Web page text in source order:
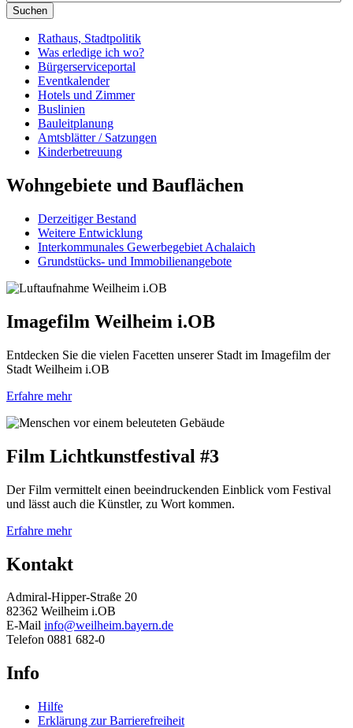
Suchen
Rathaus, Stadtpolitik
Was erledige ich wo?
Bürgerserviceportal
Eventkalender
Hotels und Zimmer
Buslinien
Bauleitplanung
Amtsblätter / Satzungen
Kinderbetreuung
Wohngebiete und Bauflächen
Derzeitiger Bestand
Weitere Entwicklung
Interkommunales Gewerbegebiet Achalaich
Grundstücks- und Immobilienangebote
Imagefilm Weilheim i.OB
Entdecken Sie die vielen Facetten unserer Stadt im Imagefilm der
Stadt Weilheim i.OB
Erfahre mehr
Film Lichtkunstfestival #3
Der Film vermittelt einen beeindruckenden Einblick vom Festival
und lässt auch die Künstler, zu Wort kommen.
Erfahre mehr
Kontakt
Admiral-Hipper-Straße 20
82362 Weilheim i.OB
E-Mail info@weilheim.bayern.de
Telefon 0881 682-0
Info
Hilfe
Erklärung zur Barrierefreiheit